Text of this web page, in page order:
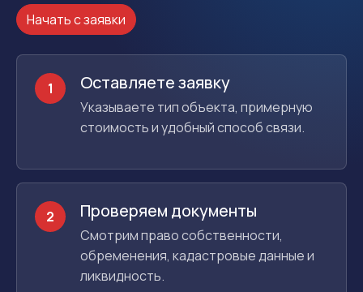
Начать с заявки
1 Оставляете заявку
Указываете тип объекта, примерную
стоимость и удобный способ связи.
2 Проверяем документы
Смотрим право собственности,
обременения, кадастровые данные и
ликвидность.